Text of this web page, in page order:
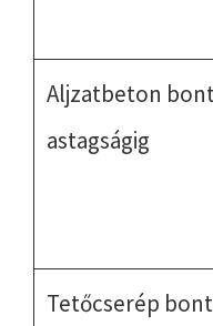
Aljzatbeton
astagságig
Tetőcserép